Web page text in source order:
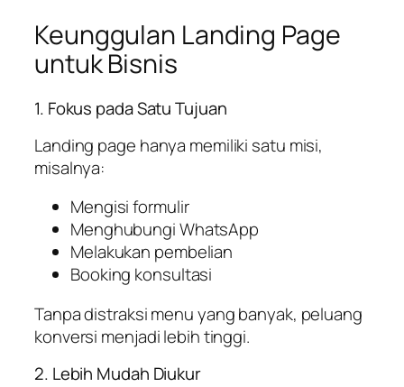
Keunggulan Landing Page
untuk Bisnis
1. Fokus pada Satu Tujuan
Landing page hanya memiliki satu misi,
misalnya:
Mengisi formulir
Menghubungi WhatsApp
Melakukan pembelian
Booking konsultasi
Tanpa distraksi menu yang banyak, peluang
konversi menjadi lebih tinggi.
2. Lebih Mudah Diukur